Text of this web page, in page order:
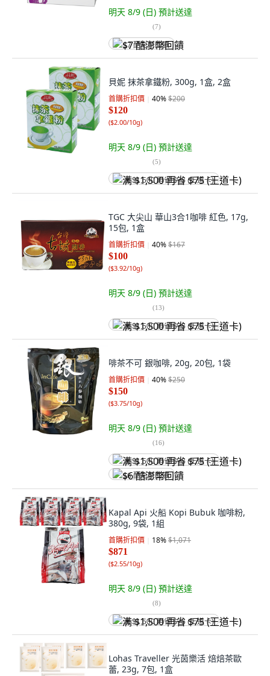
明天 8/9 (日) 預計送達
(7)
$7 酷澎幣回饋
貝妮 抹茶拿鐵粉, 300g, 1盒, 2盒
首購折扣價 40%$200
$120
($2.00/10g)
明天 8/9 (日) 預計送達
(5)
满 $1,500 再省 $75 (王道卡)
TGC 大尖山 華山3合1咖啡 紅色, 17g,
15包, 1盒
首購折扣價 40%$167
$100
($3.92/10g)
明天 8/9 (日) 預計送達
(13)
满 $1,500 再省 $75 (王道卡)
啡茶不可 銀咖啡, 20g, 20包, 1袋
首購折扣價 40%$250
$150
($3.75/10g)
明天 8/9 (日) 預計送達
(16)
满 $1,500 再省 $75 (王道卡)
$6 酷澎幣回饋
Kapal Api 火船 Kopi Bubuk 咖啡粉,
380g, 9袋, 1組
首購折扣價 18%$1,071
$871
($2.55/10g)
明天 8/9 (日) 預計送達
(8)
满 $1,500 再省 $75 (王道卡)
Lohas Traveller 光茵樂活 焙焙茶歐
蕾, 23g, 7包, 1盒